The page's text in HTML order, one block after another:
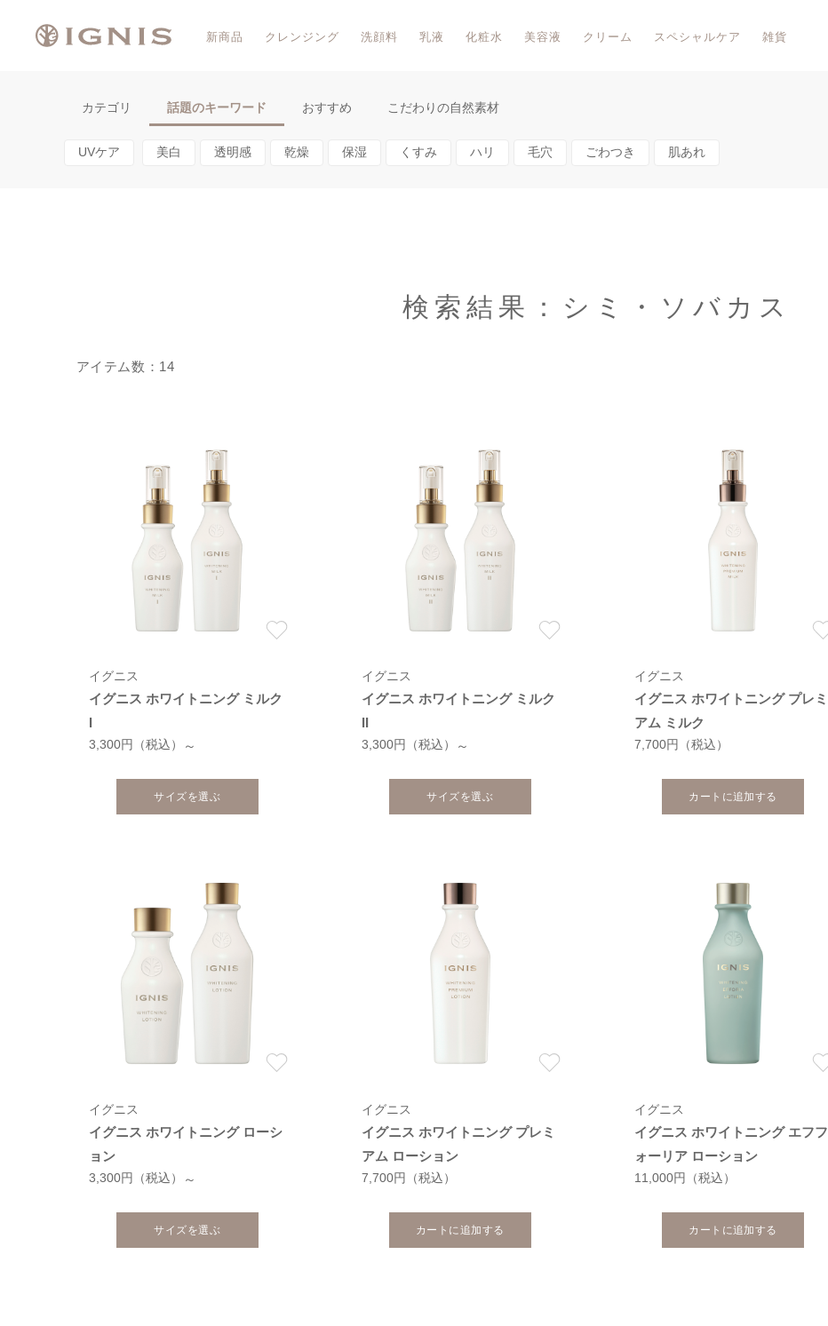
新商品 クレンジング 洗顔料 乳液 化粧水 美容液 クリーム スペシャルケア 雑貨
カテゴリ 話題のキーワード おすすめ こだわりの自然素材
UVケア 美白 透明感 乾燥 保湿 くすみ ハリ 毛穴 ごわつき 肌あれ
検索結果：シミ・ソバカス
14
イグニス
イグニス ホワイトニング ミルク
I
3,300円 （税込） ～
サイズを選ぶ
イグニス
イグニス ホワイトニング ミルク
II
3,300円 （税込） ～
サイズを選ぶ
イグニス
イグニス ホワイトニング プレミ
アム ミルク
7,700円 （税込）
カートに追加する
イグニス
イグニス ホワイトニング ローシ
ョン
3,300円 （税込） ～
サイズを選ぶ
イグニス
イグニス ホワイトニング プレミ
アム ローション
7,700円 （税込）
カートに追加する
イグニス
イグニス ホワイトニング エフフ
ォーリア ローション
11,000円 （税込）
カートに追加する